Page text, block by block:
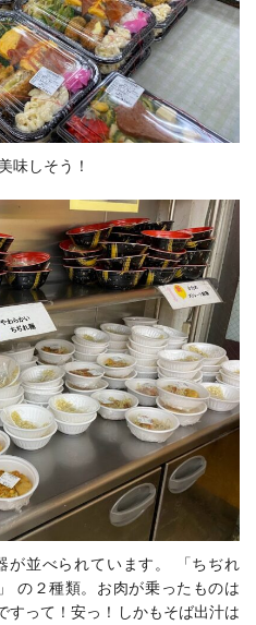
味しそう！
が並べられています。 「ちぢれ
の２種類。お肉が乗ったものは
すって！安っ！しかもそば出汁は